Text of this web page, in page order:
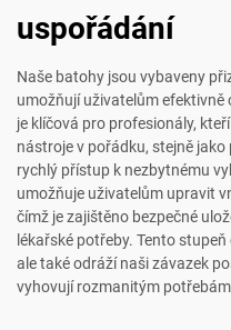
uspořádání
Naše batohy jsou vybaveny
umožňují uživatelům efektivně
je klíčová pro profesionály,
nástroje v pořádku, stejně
rychlý přístup k nezbytnému
umožňuje uživatelům upravit
čímž je zajištěno bezpečné
lékařské potřeby. Tento
ale také odráží naši závazek
vyhovují rozmanitým